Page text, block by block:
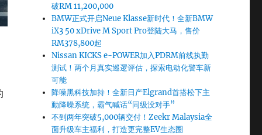
破RM 11,200,000
BMW正式开启Neue Klasse新时代！全新BMW
iX3 50 xDrive M Sport Pro登陆大马，售价
RM378,800起
Nissan KICKS e-POWER加入PDRM前线执勤
测试！两个月真实巡逻评估，探索电动化警车新
可能
降噪黑科技加持！全新日产Elgrand首搭松下主
動降噪系统，霸气喊话“同级没对手”
不到两年突破5,000辆交付！Zeekr Malaysia全
面升级车主福利，打造更完整EV生态圈